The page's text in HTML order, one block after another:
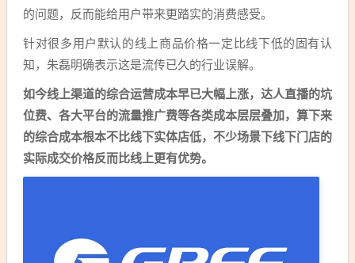
的问题，反而能给用户带来更踏实的消费感受。
针对很多用户默认的线上商品价格一定比线下低的固有认
知，朱磊明确表示这是流传已久的行业误解。
如今线上渠道的综合运营成本早已大幅上涨，达人直播的坑
位费、各大平台的流量推广费等各类成本层层叠加，算下来
的综合成本根本不比线下实体店低，不少场景下线下门店的
实际成交价格反而比线上更有优势。